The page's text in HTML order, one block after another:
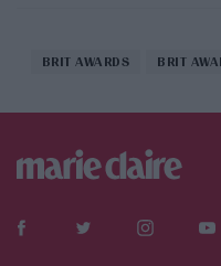
BRIT AWARDS BRIT